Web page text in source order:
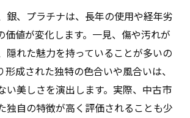
銀、プラチナは、長年の使用や経年劣
価値が変化します。一見、傷や汚れが
隠れた魅力を持っていることが多いの
形成された独特の色合いや風合いは、
い美しさを演出します。実際、中古市
独自の特徴が高く評価されることも少